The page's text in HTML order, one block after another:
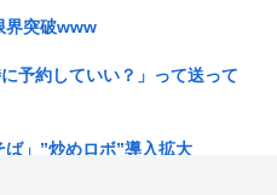
い
ータセンター 建設費2兆円、
たのに「韓国産の水は水洗ト
界突破www
予約していい？」って送って
」”炒めロボ”導入拡大